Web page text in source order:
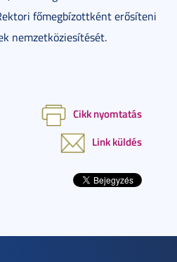
főmegbízottként erősíteni
nemzetköziesítését.
Cikk nyomtatás
Link küldés